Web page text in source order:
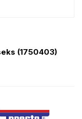
(1750403)